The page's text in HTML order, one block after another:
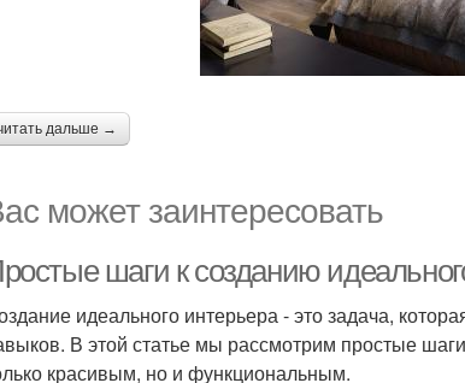
дальше →
может заинтересовать
шаги к созданию
идеального интерьера - это задача,
В этой статье мы рассмотрим простые
красивым, но и функциональным.